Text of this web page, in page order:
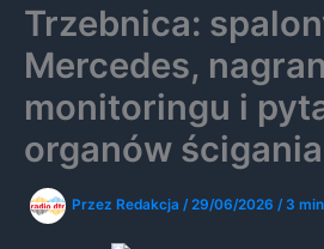
Trzebnica:
Mercedes,
monitoringu i
organów ścigania
Przez Redakcja /29/06/2026 / 3